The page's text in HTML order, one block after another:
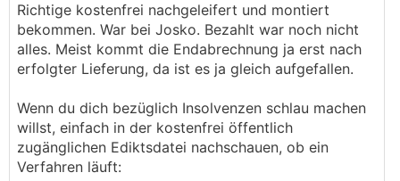
Richtige kostenfrei nachgeleifert und montiert
bekommen. War bei Josko. Bezahlt war noch nicht
alles. Meist kommt die Endabrechnung ja erst nach
erfolgter Lieferung, da ist es ja gleich aufgefallen.
Wenn du dich bezüglich Insolvenzen schlau machen
willst, einfach in der kostenfrei öffentlich
zugänglichen Ediktsdatei nachschauen, ob ein
Verfahren läuft: